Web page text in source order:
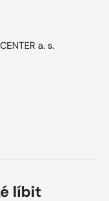
a. s.
líbit